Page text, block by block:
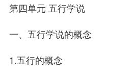
第四单元 五行学说
一、五行学说的概念
1.五行的概念